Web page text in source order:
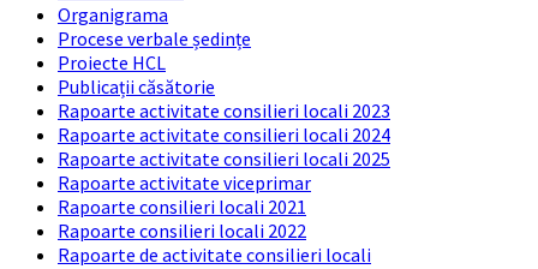
Organigrama
Procese verbale ședințe
Proiecte HCL
Publicații căsătorie
Rapoarte activitate consilieri locali 2023
Rapoarte activitate consilieri locali 2024
Rapoarte activitate consilieri locali 2025
Rapoarte activitate viceprimar
Rapoarte consilieri locali 2021
Rapoarte consilieri locali 2022
Rapoarte de activitate consilieri locali